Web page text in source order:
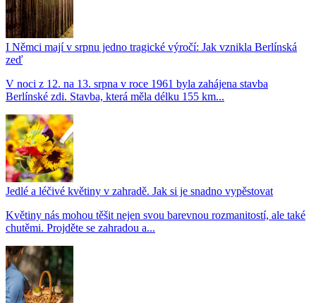
I Němci mají v srpnu jedno tragické výročí: Jak vznikla Berlínská
zeď
V noci z 12. na 13. srpna v roce 1961 byla zahájena stavba
Berlínské zdi. Stavba, která měla délku 155 km...
Jedlé a léčivé květiny v zahradě. Jak si je snadno vypěstovat
Květiny nás mohou těšit nejen svou barevnou rozmanitostí, ale také
chutěmi. Projděte se zahradou a...